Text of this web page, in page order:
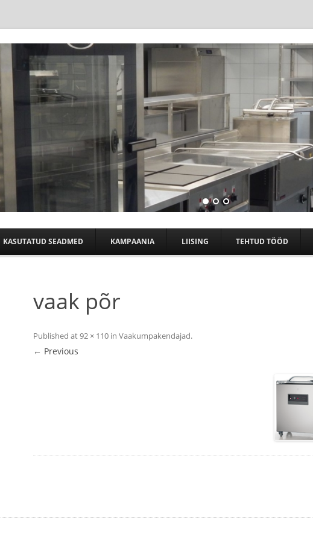
Skip to content
KASUTATUD SEADMED KAMPAANIA LIISING TEHTUD TÖÖD
vaak põr
Publishedat92 × 110 inVaakumpakendajad.
← Previous